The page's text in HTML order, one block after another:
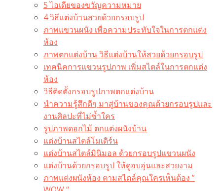
5 ไอเดียของขวัญความหมาย
4 วิธีแต่งบ้านสวยด้วยกรอบรูป
ภาพแขวนผนัง เพื่อความประทับใจในการตกแต่ง
ห้อง
ภาพตกแต่งบ้าน วิธีแต่งบ้านให้สวยด้วยกรอบรูป
เทคนิคการแขวนรูปภาพ เพิ่มสไตล์ในการตกแต่ง
ห้อง
วิธีติดตั้งกรอบรูปภาพตกแต่งบ้าน
นำความรู้สึกดีๆ มาสู่บ้านของคุณด้วยกรอบรูปและ
งานศิลปะที่ไม่ซ้ำใคร
รูปภาพดอกไม้ ตกแต่งผนังบ้าน
แต่งบ้านสไตล์โมเดิร์น
แต่งบ้านสไตล์มินิมอล ด้วยกรอบรูปแขวนผนัง
แต่งบ้านด้วยกรอบรูป ให้ดูอบอุ่นและสวยงาม
ภาพแต่งผนังห้อง ตามสไตล์คุณใครเห็นต้อง ”